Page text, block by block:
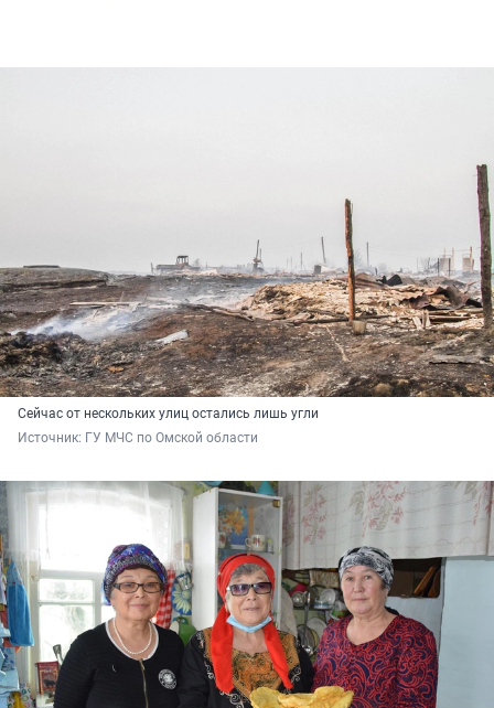
Сейчас от нескольких улиц остались лишь угли
Источник: ГУ МЧС по Омской области